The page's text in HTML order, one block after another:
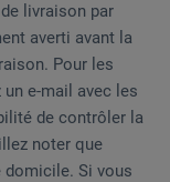
livraison par
averti avant la
Pour les
e-mail avec les
de contrôler la
noter que
domicile. Si vous